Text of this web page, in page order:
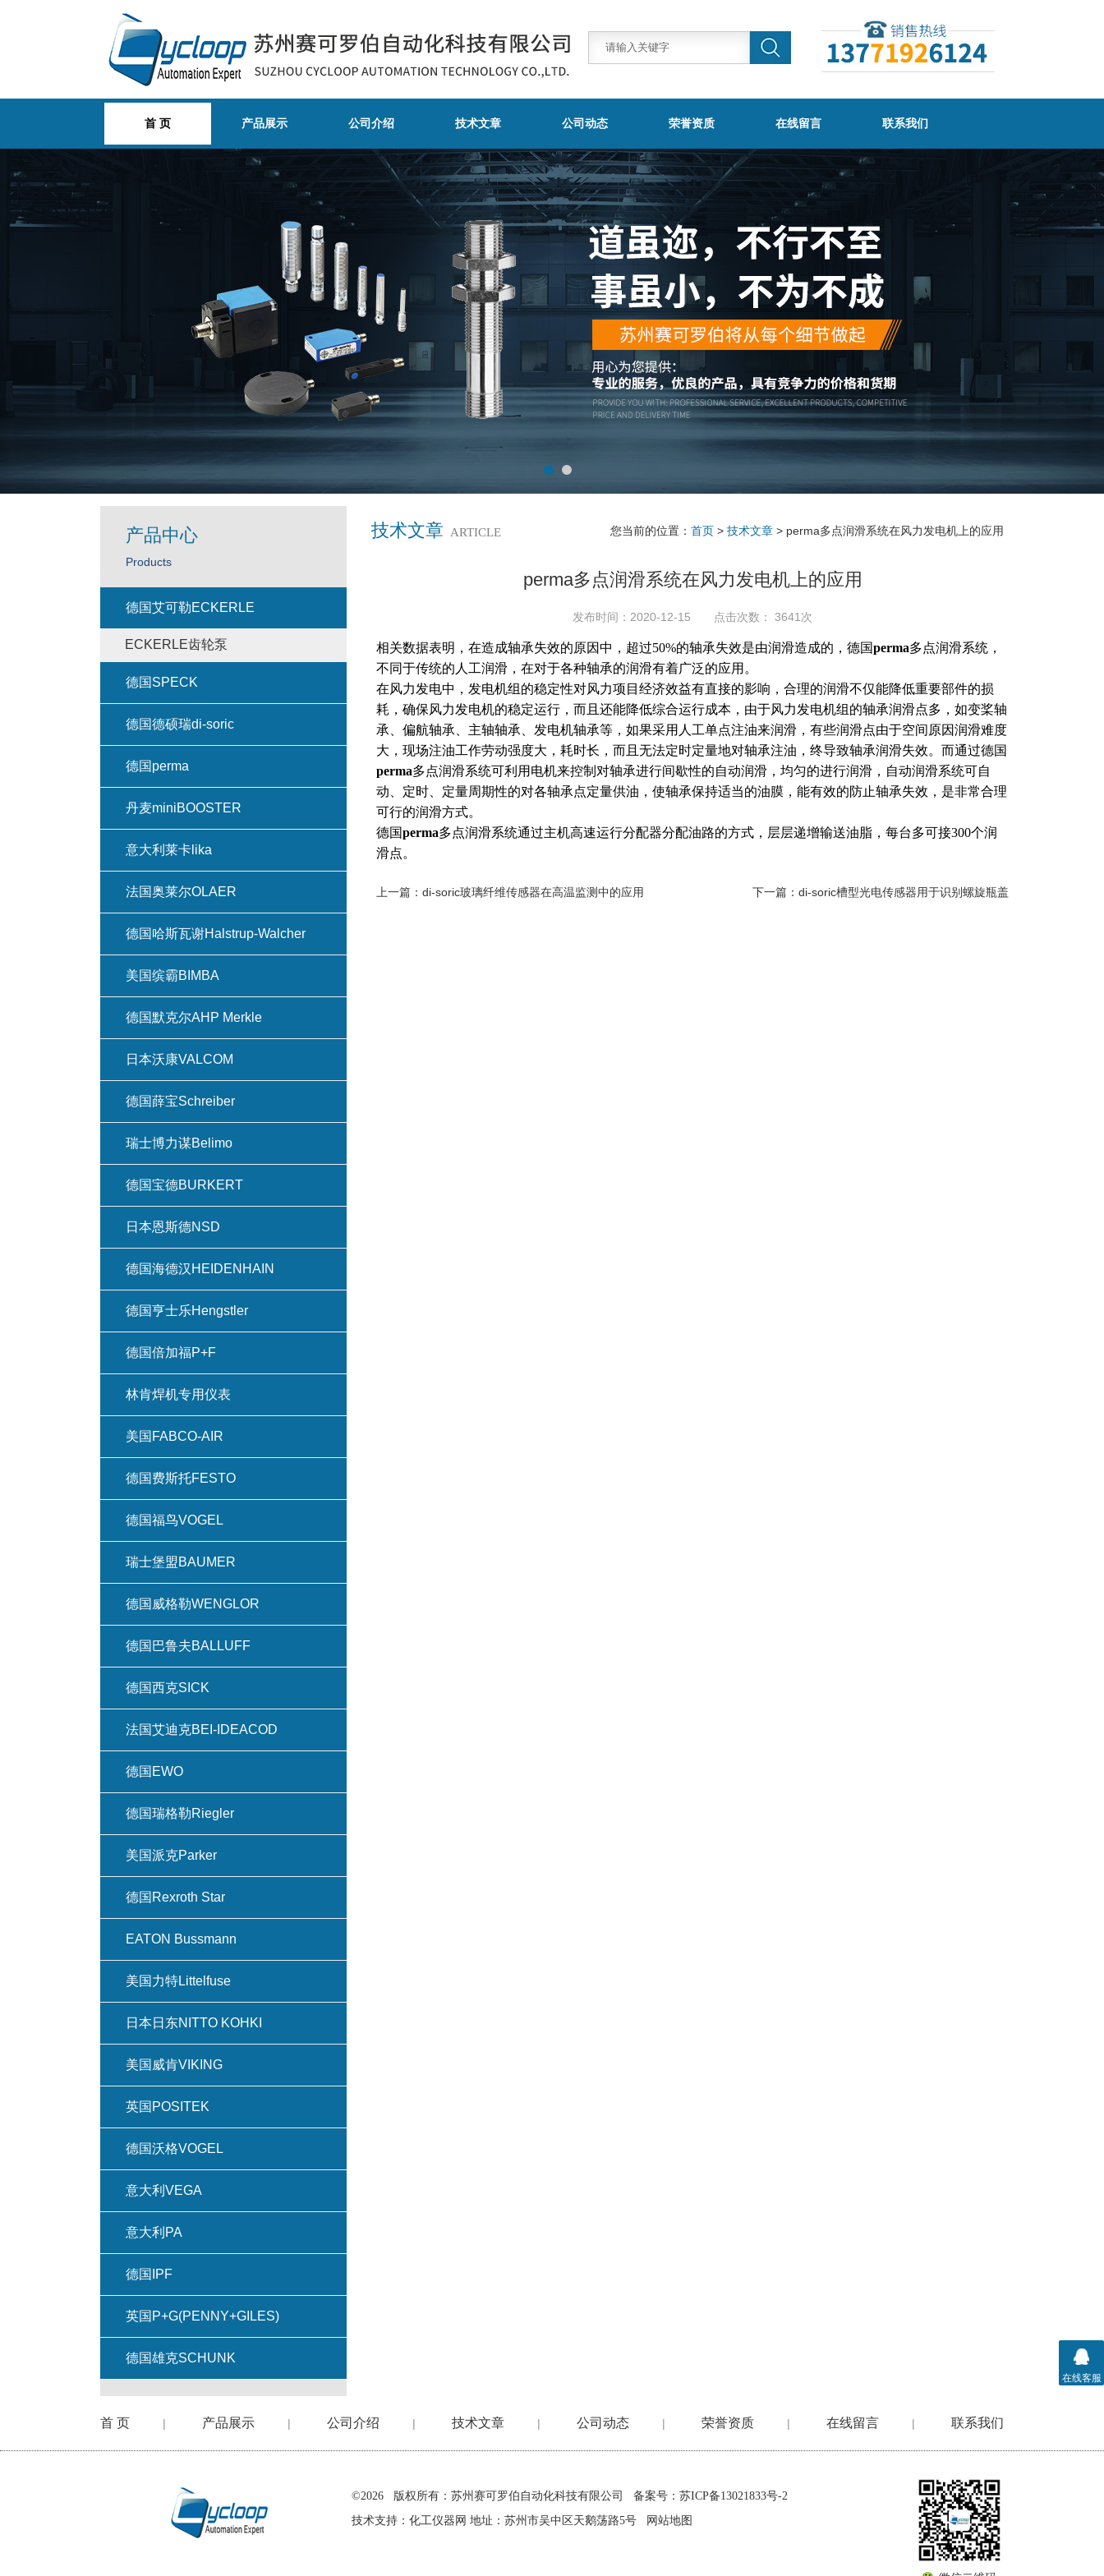
首 页 产品展示 公司介绍 技术文章 公司动态 荣誉资质 在线留言 联系我们
技术文章 ARTICLE 您当前的位置： 首页 > 技术文章 > perma多点润滑系统在风力发电机上的应用
perma多点润滑系统在风力发电机上的应用
发布时间：2020-12-15 点击次数： 3641次
相关数据表明，在造成轴承失效的原因中，超过50%的轴承失效是由润滑造成的，德国perma多点润滑系统，
不同于传统的人工润滑，在对于各种轴承的润滑有着广泛的应用。
在风力发电中，发电机组的稳定性对风力项目经济效益有直接的影响，合理的润滑不仅能降低重要部件的损
耗，确保风力发电机的稳定运行，而且还能降低综合运行成本，由于风力发电机组的轴承润滑点多，如变桨轴
承、偏航轴承、主轴轴承、发电机轴承等，如果采用人工单点注油来润滑，有些润滑点由于空间原因润滑难度
大，现场注油工作劳动强度大，耗时长，而且无法定时定量地对轴承注油，终导致轴承润滑失效。而通过德国
perma多点润滑系统可利用电机来控制对轴承进行间歇性的自动润滑，均匀的进行润滑，自动润滑系统可自
动、定时、定量周期性的对各轴承点定量供油，使轴承保持适当的油膜，能有效的防止轴承失效，是非常合理
可行的润滑方式。
德国perma多点润滑系统通过主机高速运行分配器分配油路的方式，层层递增输送油脂，每台多可接300个润
滑点。
下一篇： di-soric槽型光电传感器用于识别螺旋瓶盖
上一篇： di-soric玻璃纤维传感器在高温监测中的应用
产品中心
Products
德国艾可勒ECKERLE
ECKERLE齿轮泵
德国SPECK
德国德硕瑞di-soric
德国perma
丹麦miniBOOSTER
意大利莱卡lika
法国奥莱尔OLAER
德国哈斯瓦谢Halstrup-Walcher
美国缤霸BIMBA
德国默克尔AHP Merkle
日本沃康VALCOM
德国薛宝Schreiber
瑞士博力谋Belimo
德国宝德BURKERT
日本恩斯德NSD
德国海德汉HEIDENHAIN
德国亨士乐Hengstler
德国倍加福P+F
林肯焊机专用仪表
美国FABCO-AIR
德国费斯托FESTO
德国福鸟VOGEL
瑞士堡盟BAUMER
德国威格勒WENGLOR
德国巴鲁夫BALLUFF
德国西克SICK
法国艾迪克BEI-IDEACOD
德国EWO
德国瑞格勒Riegler
美国派克Parker
德国Rexroth Star
EATON Bussmann
美国力特Littelfuse
日本日东NITTO KOHKI
美国威肯VIKING
英国POSITEK
德国沃格VOGEL
意大利VEGA
意大利PA
德国IPF
英国P+G(PENNY+GILES)
德国雄克SCHUNK
首 页 | 产品展示 | 公司介绍 | 技术文章 | 公司动态 | 荣誉资质 | 在线留言 | 联系我们
©2026 版权所有：苏州赛可罗伯自动化科技有限公司 备案号：苏ICP备13021833号-2
技术支持： 化工仪器网 地址：苏州市吴中区天鹅荡路5号 网站地图
在线客服